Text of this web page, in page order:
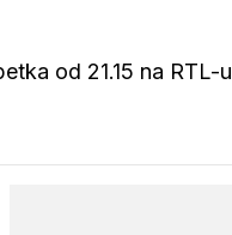
od 21.15 na RTL-u